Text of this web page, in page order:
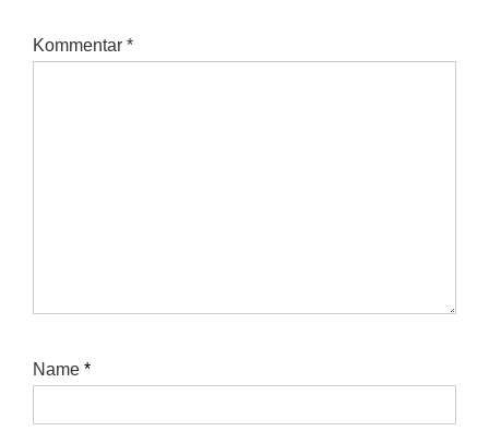
Kommentar *
Name *